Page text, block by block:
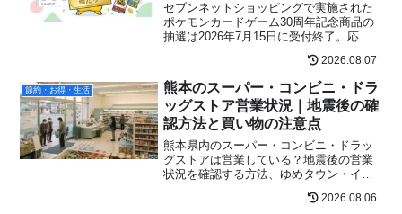
セブンネットショッピングで実施された
ポケモンカードゲーム30周年記念商品の
抽選は2026年7月15日に受付終了。応募
条件、当選確認時の注意点、「30th
CELEBRATION」の発売日などを公式情
報をもとに整理します。
2026.08.07
節約・お得・生活
熊本のスーパー・コンビニ・ドラ
ッグストア営業状況｜地震後の確
認方法と買い物の注意点
熊本県内のスーパー・コンビニ・ドラッ
グストアは営業している？地震後の営業
状況を確認する方法、ゆめタウン・イオ
ン・セブン-イレブン・ローソン・ファミ
リーマートなどの公式確認先、買い物時
2026.08.06